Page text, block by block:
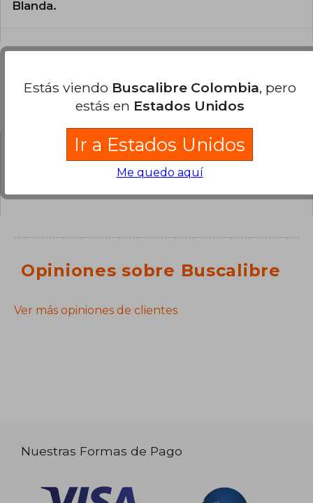
Blanda.
Preguntas y respuestas sobre el libro
¿Tienes una pregunta sobre el libro?Inicia
para poder agregar tu propia pregunta.
Opiniones sobre Buscalibre
Ver más opiniones de clientes
Nuestras Formas de Pago
Estás viendo Buscalibre Colombia, pero
estás en Estados Unidos
Ir a Estados Unidos
Me quedo aquí